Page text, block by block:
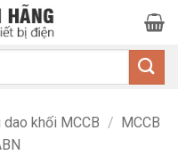
dao khối MCCB / MCCB